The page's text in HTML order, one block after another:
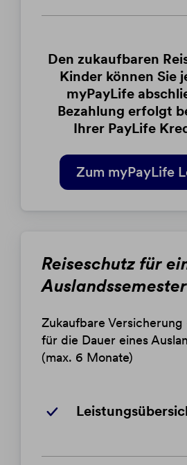
Den zukaufbaren
Kinder können Sie
myPayLife
Bezahlung erfolgt
Ihrer PayLife
Zum myPayLife
Reiseschutz für
Auslandssemester
Zukaufbare
für die Dauer eines
(max. 6 Monate)